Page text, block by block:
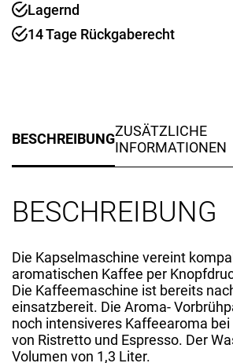
Lagernd
14 Tage Rückgaberecht
BESCHREIBUNGZUSÄTZLICHE
INFORMATIONEN
BESCHREIBUNG
Die Kapselmaschine vereint
aromatischen Kaffee per
Die Kaffeemaschine ist bereits
einsatzbereit. Die Aroma-
noch intensiveres Kaffeearoma
von Ristretto und Espresso. Der
Volumen von 1,3 Liter.